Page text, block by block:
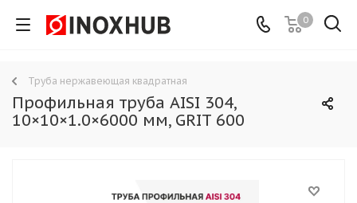
0
Труба нержавеющая квадратная
Профильная труба AISI 304,
10×10×1.0×6000 мм, GRIT 600